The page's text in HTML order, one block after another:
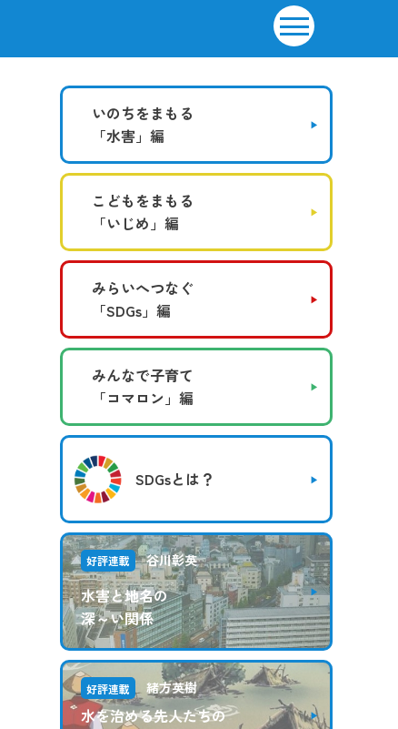
いのちをまもる
「水害」編
こどもをまもる
「いじめ」編
みらいへつなぐ
「SDGs」編
みんなで子育て
「コマロン」編
SDGsとは？
好評連載 谷川彰英
水害と地名の
深～い関係
好評連載 緒方英樹
水を治める先人たちの